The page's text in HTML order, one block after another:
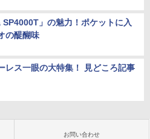
SP4000T」の魅力！ポケットに入
の醍醐味
レス一眼の大特集！ 見どころ記事
お問い合わせ